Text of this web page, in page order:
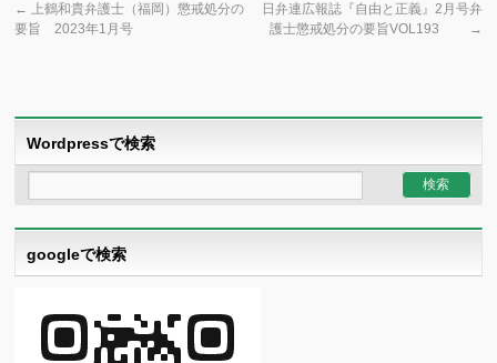
← 上鶴和貴弁護士（福岡）懲戒処分の
要旨 2023年1月号
日弁連広報誌『自由と正義』2月号弁
護士懲戒処分の要旨VOL193
→
Wordpressで検索
googleで検索